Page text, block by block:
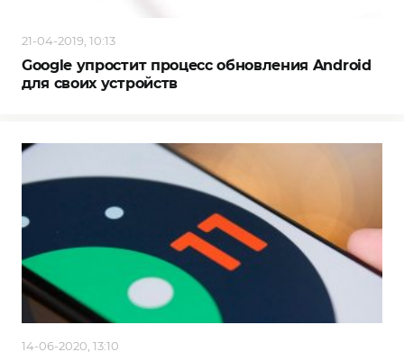
21-04-2019, 10:13
Google упростит процесс обновления Android
для своих устройств
14-06-2020, 13:10